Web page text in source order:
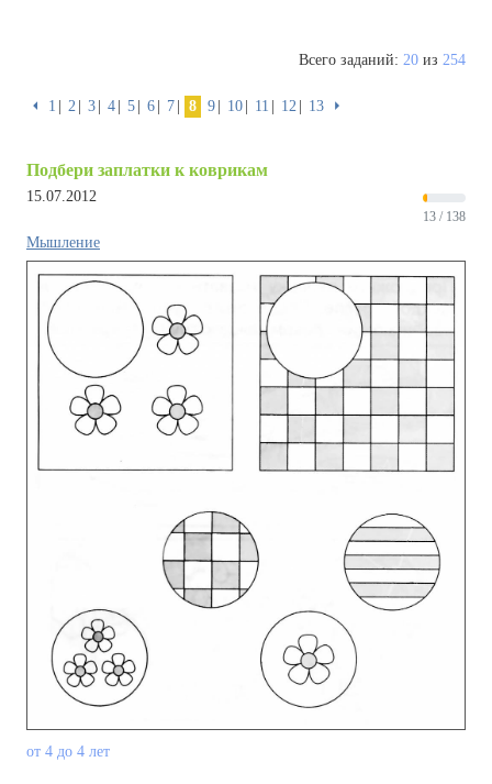
Всего заданий: 20 из 254
⏴ 1 2 3 4 5 6 7 8 9 10 11 12 13 ⏵
Подбери заплатки к коврикам
15.07.2012
13 / 138
Мышление
от 4 до 4 лет